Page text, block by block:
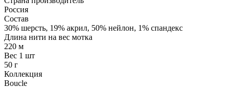
Россия
Состав
30% шерсть, 19% акрил, 50% нейлон, 1% спандекс
Длина нити на вес мотка
220 м
Вес 1 шт
50 г
Коллекция
Boucle